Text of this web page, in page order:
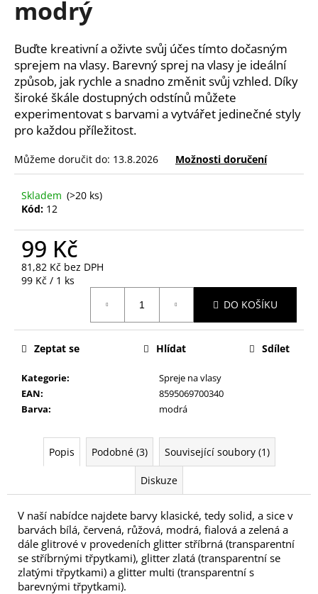
modrý
Buďte kreativní a oživte svůj účes tímto dočasným
sprejem na vlasy. Barevný sprej na vlasy je ideální
způsob, jak rychle a snadno změnit svůj vzhled. Díky
široké škále dostupných odstínů můžete
experimentovat s barvami a vytvářet jedinečné styly
pro každou příležitost.
Můžeme doručit do: 13.8.2026 Možnosti doručení
Skladem (>20 ks)
Kód: 12
99 Kč
81,82 Kč bez DPH
Měrná
99 Kč / 1 ks
DO KOŠÍKU
Kategorie:
Spreje na vlasy
EAN:
8595069700340
Barva: modrá
Zeptat se Hlídat Sdílet
Popis Podobné (3) Související soubory (1)
Diskuze
V naší nabídce najdete barvy klasické, tedy solid, a sice v
barvách bílá, červená, růžová, modrá, fialová a zelená a
dále glitrové v provedeních glitter stříbrná (transparentní
se stříbrnými třpytkami), glitter zlatá (transparentní se
zlatými třpytkami) a glitter multi (transparentní s
barevnými třpytkami).
a
í
t
?
HLEDAT
D
o
o
u
m
e
NALEPOVACÍ
SAMOLEPÍCÍ
Kč